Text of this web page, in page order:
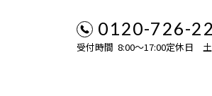
0120-726-
受付時間 8:00〜17:00定休日